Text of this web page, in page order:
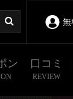
無
ン 口コミ
REVIEW